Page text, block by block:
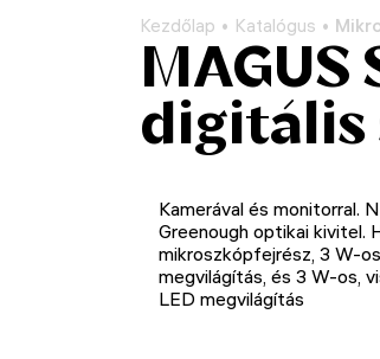
Kezdőlap Katalógus
MAGUS
digitális
Kamerával és monitorral.
Greenough optikai kivitel.
mikroszkópfejrész, 3 W-
megvilágítás, és 3 W-os,
LED megvilágítás